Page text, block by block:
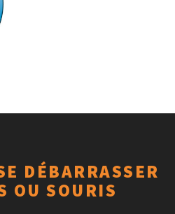
DÉBARRASSER
OU SOURIS